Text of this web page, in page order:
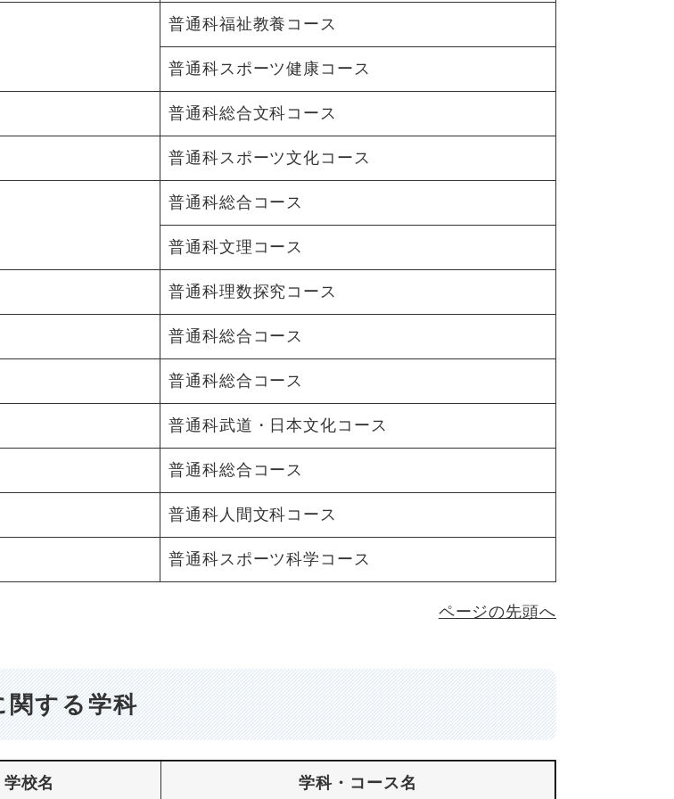
普通科福祉教養コース
普通科スポーツ健康コース
普通科総合文科コース
普通科スポーツ文化コース
普通科総合コース
普通科文理コース
普通科理数探究コース
普通科総合コース
普通科総合コース
普通科武道・日本文化コース
普通科総合コース
普通科人間文科コース
普通科スポーツ科学コース
ページの先頭へ
関する学科
学校名 学科・コース名